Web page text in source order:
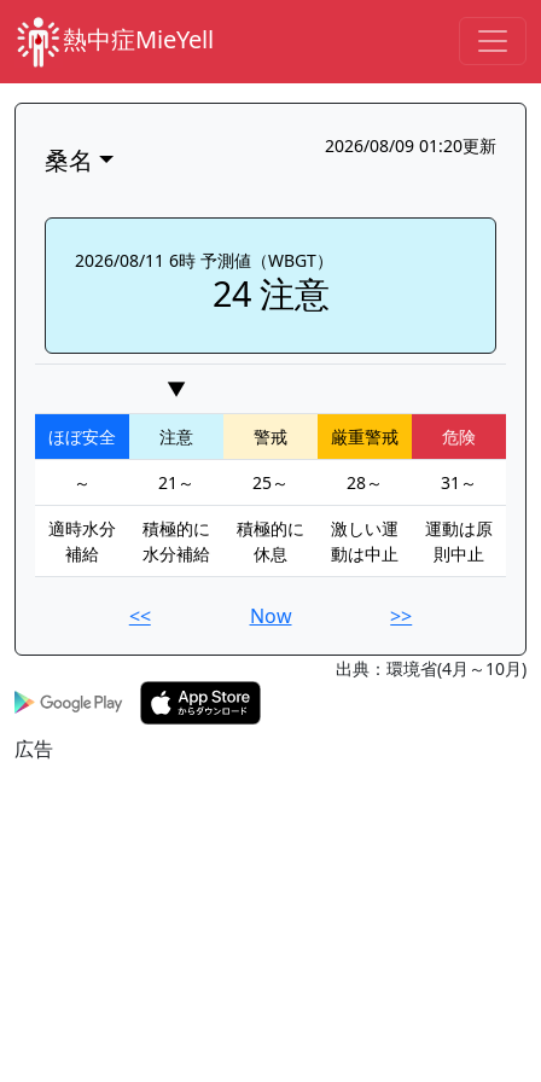
熱中症MieYell
桑名 2026/08/09 01:20更新
2026/08/11 6時 予測値（WBGT）
24 注意
▼
ほぼ安全 注意 警戒 厳重警戒
危険
～
21～ 25～ 28～
31～
適時水分
補給
積極的に
水分補給
積極的に
休息
激しい運
動は中止
運動は原
則中止
<< Now >>
出典：環境省(4月～10月)
広告